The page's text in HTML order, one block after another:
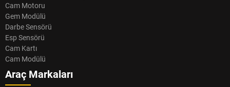
Cam Motoru
Gem Modülü
Darbe Sensörü
Esp Sensörü
Cam Kartı
Cam Modülü
Araç Markaları